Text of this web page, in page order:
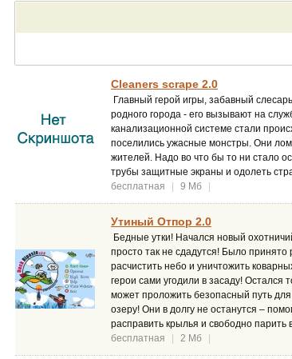
Сleaners scrape 2.0
Главный герой игры, забавный
родного города - его вызывают на
канализационной системе стали
поселились ужасные монстры. Они
жителей. Надо во что бы то ни стало
трубы защитные экраны и одолеть
бесплатная
9 Мб
Утиный Отпор 2.0
Бедные утки! Начался новый
просто так не сдадутся! Было
расчистить небо и уничтожить
герои сами угодили в засаду!
может проложить безопасный путь
озеру! Они в долгу не останутся –
расправить крылья и свободно парить
бесплатная
2 Мб